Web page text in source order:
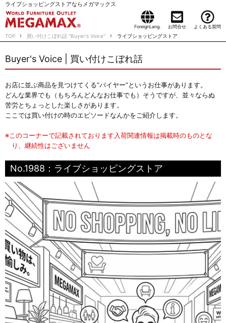
ライブショッピングストアならメガマックス
ForeignLang. お問合せ よくある質問
TOP 買い付けこぼれ話 "Buyer's Voice" ライブショッピングストア
Buyer's Voice | 買い付けこぼれ話
お店に並ぶ商品を見つけてくる“バイヤー”というお仕事があります。
どんな業界でも（もちろんどんなお仕事でも）そうですが、並々ならぬ
苦労とちょっとした楽しさがあります。
ここでは買い付けの時のエピソードなんかをご紹介します。
※このコーナーで記載されております入荷関連情報は掲載時のものとな
り、継続性はございません
No.1988：ライブショッピングストア